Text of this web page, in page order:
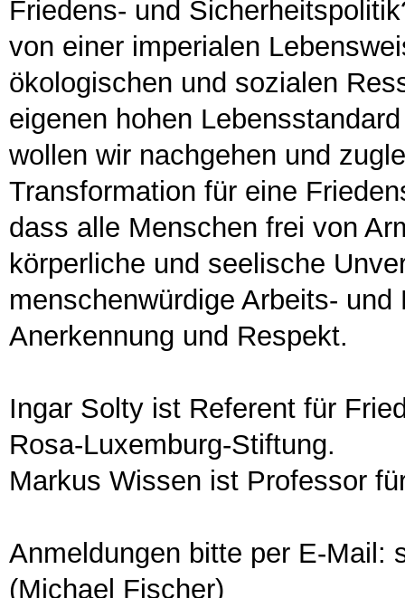
Friedens- und
von einer imperialen
ökologischen und sozialen
eigenen hohen
wollen wir nachgehen und
Transformation für eine
dass alle Menschen frei von
körperliche und seelische
menschenwürdige Arbeits-
Anerkennung und Respekt.
Ingar Solty ist Referent für
Rosa-Luxemburg-Stiftung.
Markus Wissen ist Professor
Anmeldungen bitte per E-Mail:
(Michael Fischer)